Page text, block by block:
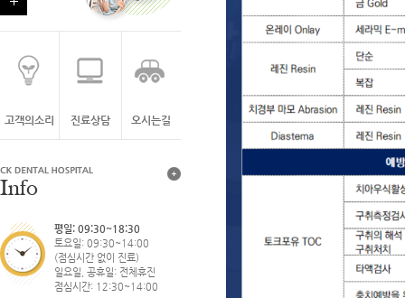
고객의소리 진료상담 오시는길
평일: 09:30~18:30
토요일: 09:30~14:00
(점심시간 없이 진료)
일요일, 공휴일: 전체휴진
점심시간: 12:30~14:00